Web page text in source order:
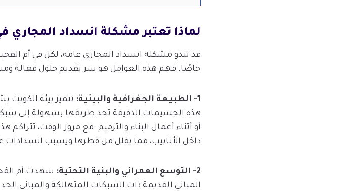
لماذا تعتبر مشكلة انسداد
قد تبدو مشكلة انسداد المجاري عامة، لكن في أم
خاصًا. فهم هذه العوامل هو سر تقديم حلول فعالة
1- الطبيعة الجغرافية والبيئية:
تتميز بيئة الكويت
هذه الجسيمات الدقيقة تجد طريقها بسهولة إلى
أو أثناء أعمال البناء والترميم. مع مرور الوقت،
داخل الأنابيب، مما يقلل من قطرها ويسبب انسدادات
2- التوسع العمراني والبنية التحتية:
شهدت أم
المباني القديمة ذات الشبكات المتهالكة والمباني